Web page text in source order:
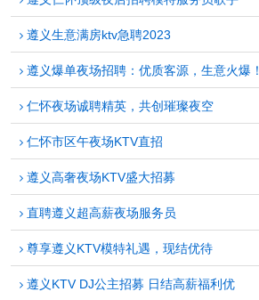
遵义生意满房ktv急聘2023
遵义爆单夜场招聘：优质客源，生意火爆！
仁怀夜场诚聘精英，共创璀璨夜空
仁怀市区午夜场KTV直招
遵义高奢夜场KTV盛大招募
直聘遵义超高薪夜场服务员
尊享遵义KTV模特礼遇，现结优待
遵义KTV DJ公主招募 日结高薪福利优